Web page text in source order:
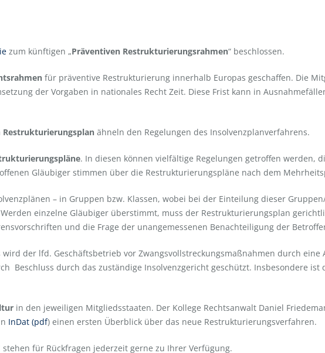
zum künftigen „Präventiven Restrukturierungsrahmen“ beschlossen.
für präventive Restrukturierung innerhalb Europas geschaffen. Die
der Vorgaben in nationales Recht Zeit. Diese Frist kann in
Restrukturierungsplan ähneln den Regelungen des Insolvenzplanverfahrens.
. In diesen können vielfältige Regelungen getroffen werden,
Gläubiger stimmen über die Restrukturierungspläne nach dem
– in Gruppen bzw. Klassen, wobei bei der Einteilung dieser
einzelne Gläubiger überstimmt, muss der Restrukturierungsplan
und die Frage der unangemessenen Benachteiligung der
der lfd. Geschäftsbetrieb vor Zwangsvollstreckungsmaßnahmen durch eine
Beschluss durch das zuständige Insolvenzgericht geschützt. Insbesondere ist
in den jeweiligen Mitgliedsstaaten. Der Kollege Rechtsanwalt Daniel
InDat (pdf) einen ersten Überblick über das neue Restrukturierungsverfahren.
für Rückfragen jederzeit gerne zu Ihrer Verfügung.